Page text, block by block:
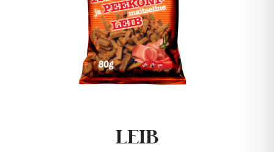
LEIB